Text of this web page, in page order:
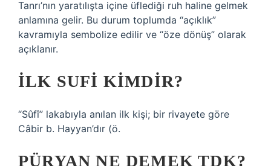
Tanrı’nın yaratılışta içine üflediği ruh haline gelmek
anlamına gelir. Bu durum toplumda “açıklık”
kavramıyla sembolize edilir ve “öze dönüş” olarak
açıklanır.
İLK SUFI KIMDIR?
“Sûfî” lakabıyla anılan ilk kişi; bir rivayete göre
Câbir b. Hayyan’dır (ö.
PÜRYAN NE DEMEK TDK?